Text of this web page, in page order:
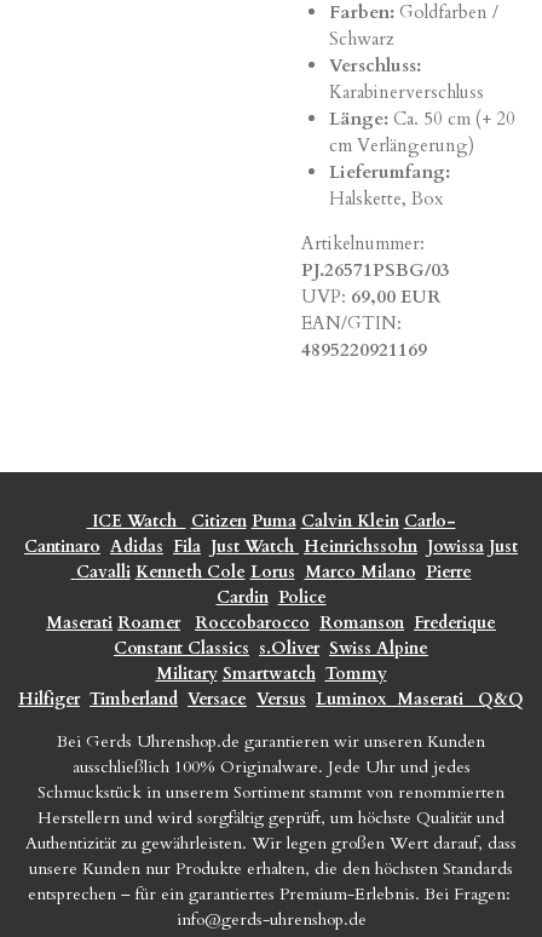
Farben:Goldfarben /
Schwarz
Verschluss:
Karabinerverschluss
Länge:Ca. 50 cm (+ 20
cm Verlängerung)
Lieferumfang:
Halskette, Box
Artikelnummer:
PJ.26571PSBG/03
UVP: 69,00 EUR
EAN/GTIN:
4895220921169
ICE Watch Citizen Puma Calvin Klein Carlo-
Cantinaro Adidas Fila Just Watch Heinrichssohn Jowissa Just
Cavalli Kenneth Cole Lorus Marco Milano Pierre
Cardin Police
Maserati Roamer Roccobarocco Romanson Frederique
Constant Classics s.Oliver Swiss Alpine
Military Smartwatch Tommy
Hilfiger Timberland Versace Versus Luminox Maserati
Q&Q
Bei Gerds Uhrenshop.de garantieren wir unseren Kunden
ausschließlich 100% Originalware. Jede Uhr und jedes
Schmuckstück in unserem Sortiment stammt von renommierten
Herstellern und wird sorgfältig geprüft, um höchste Qualität und
Authentizität zu gewährleisten. Wir legen großen Wert darauf, dass
unsere Kunden nur Produkte erhalten, die den höchsten Standards
entsprechen – für ein garantiertes Premium-Erlebnis. Bei Fragen:
info@gerds-uhrenshop.de